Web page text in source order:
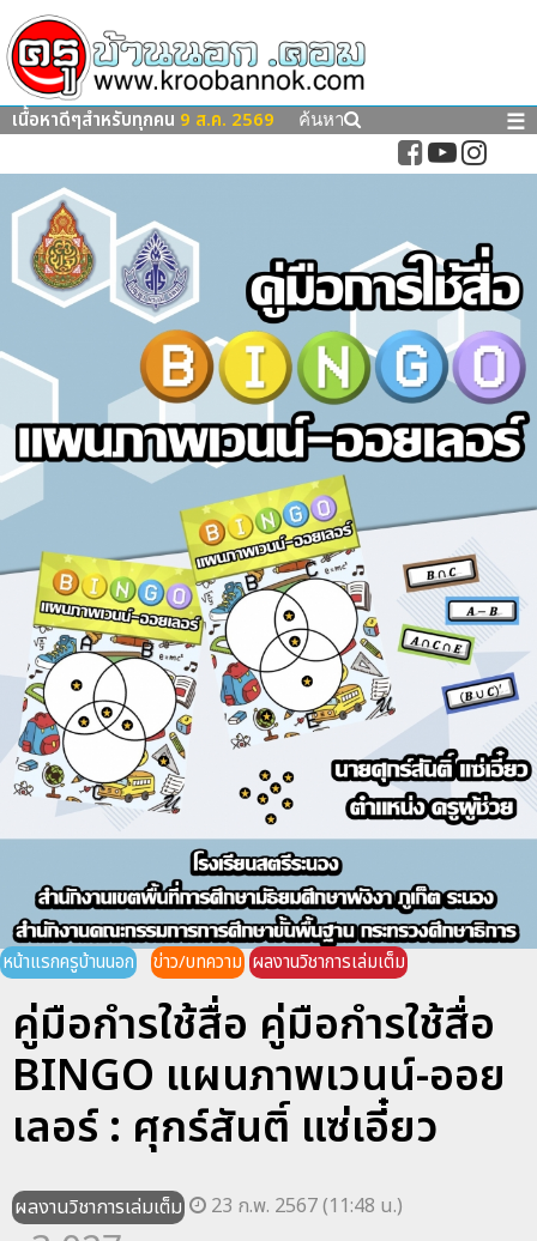
เนื้อหาดีๆสำหรับทุกคน 9 ส.ค. 2569 ค้นหา ☰
หน้าแรกครูบ้านนอก ข่าว/บทความ ผลงานวิชาการเล่มเต็ม
คู่มือกำรใช้สื่อ คู่มือกำรใช้สื่อ
BINGO แผนภาพเวนน์-ออย
เลอร์ : ศุกร์สันติ์ แซ่เอี๋ยว
ผลงานวิชาการเล่มเต็ม 23 ก.พ. 2567 (11:48 น.)